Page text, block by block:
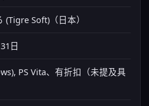
(Tigre Soft)（日本）
日
PS Vita、有折扣（未提及具